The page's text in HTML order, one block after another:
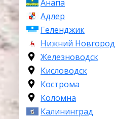
Анапа
Адлер
Геленджик
Нижний Новгород
Железноводск
Кисловодск
Кострома
Коломна
Калининград